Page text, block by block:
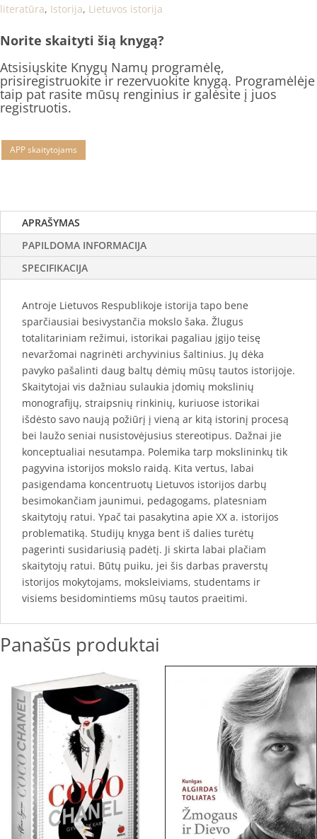
literatūra, Istorija, Lietuvos istorija
Norite skaityti šią knygą?
Atsisiųskite Knygų Namų programėlę,
prisiregistruokite ir rezervuokite knygą. Programėlėje
taip pat rasite mūsų renginius ir galėsite į juos
registruotis.
APP skaitytojams
APRAŠYMAS
PAPILDOMA INFORMACIJA
SPECIFIKACIJA
Antroje Lietuvos Respublikoje istorija tapo bene
sparčiausiai besivystančia mokslo šaka. Žlugus
totalitariniam režimui, istorikai pagaliau įgijo teisę
nevaržomai nagrinėti archyvinius šaltinius. Jų dėka
pavyko pašalinti daug baltų dėmių mūsų tautos istorijoje.
Skaitytojai vis dažniau sulaukia įdomių mokslinių
monografijų, straipsnių rinkinių, kuriuose istorikai
išdėsto savo naują požiūrį į vieną ar kitą istorinį procesą
bei laužo seniai nusistovėjusius stereotipus. Dažnai jie
konceptualiai nesutampa. Polemika tarp mokslininkų tik
pagyvina istorijos mokslo raidą. Kita vertus, labai
pasigendama koncentruotų Lietuvos istorijos darbų
besimokančiam jaunimui, pedagogams, platesniam
skaitytojų ratui. Ypač tai pasakytina apie XX a. istorijos
problematiką. Studijų knyga bent iš dalies turėtų
pagerinti susidariusią padėtį. Ji skirta labai plačiam
skaitytojų ratui. Būtų puiku, jei šis darbas praverstų
istorijos mokytojams, moksleiviams, studentams ir
visiems besidomintiems mūsų tautos praeitimi.
Panašūs produktai